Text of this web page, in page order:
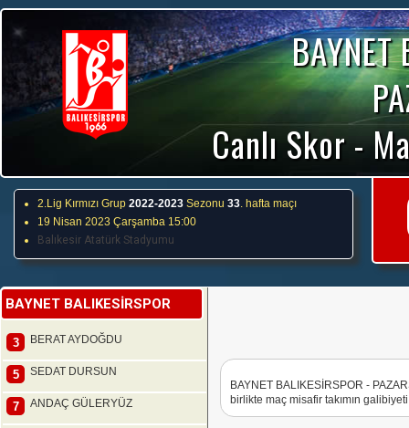
BAYNET
Canlı Skor -
2.Lig Kırmızı Grup 2022-2023 Sezonu 33. hafta maçı
19 Nisan 2023 Çarşamba 15:00
Balıkesir Atatürk Stadyumu
BAYNET BALIKESİRSPOR
3 BERAT AYDOĞDU
5 SEDAT DURSUN
7 ANDAÇ GÜLERYÜZ
BAYNET BALIKESİRSPOR -
birlikte maç misafir takımın